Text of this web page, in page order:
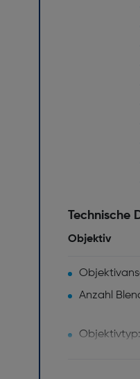
Technische
Objektiv
Anzahl